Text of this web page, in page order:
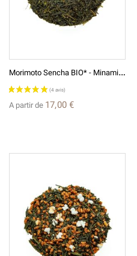
M
Orimoto Sencha BIO* - Minami Sayaka - Thé Vert Japonais
A partir de 17,00 €